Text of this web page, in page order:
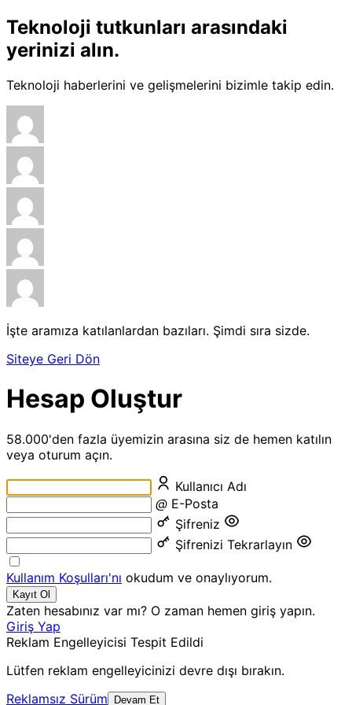
Teknoloji tutkunları arasındaki
yerinizi alın.
Teknoloji haberlerini ve gelişmelerini bizimle takip edin.
İşte aramıza katılanlardan bazıları. Şimdi sıra sizde.
Siteye Geri Dön
Hesap Oluştur
58.000'den fazla üyemizin arasına siz de hemen katılın
veya oturum açın.
Kullanıcı Adı
@ E-Posta
Şifreniz
Şifrenizi Tekrarlayın
Kullanım Koşulları'nı okudum ve onaylıyorum.
Kayıt Ol
Zaten hesabınız var mı? O zaman hemen giriş yapın.
Giriş Yap
Reklam Engelleyicisi Tespit Edildi
Lütfen reklam engelleyicinizi devre dışı bırakın.
Reklamsız Sürüm
Devam Et